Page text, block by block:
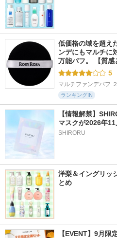
低価格の域を超え
ンデにもマルチに
万能パフ。 【質
5
マルチファンデパフ
ランキングIN
【情報解禁】
マスクが2026年11
SHIRORU
洋梨＆イングリッ
とめ
【EVENT】9月限